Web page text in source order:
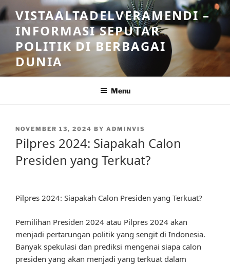
Skip
to
content
VISTAALTADELVERAMENDI –
INFORMASI SEPUTAR
POLITIK DI BERBAGAI
DUNIA
Menu
POSTED
ON
NOVEMBER 13, 2024 BY ADMINVIS
Pilpres 2024: Siapakah Calon
Presiden yang Terkuat?
Pilpres 2024: Siapakah Calon Presiden yang Terkuat?
Pemilihan Presiden 2024 atau Pilpres 2024 akan
menjadi pertarungan politik yang sengit di Indonesia.
Banyak spekulasi dan prediksi mengenai siapa calon
presiden yang akan menjadi yang terkuat dalam